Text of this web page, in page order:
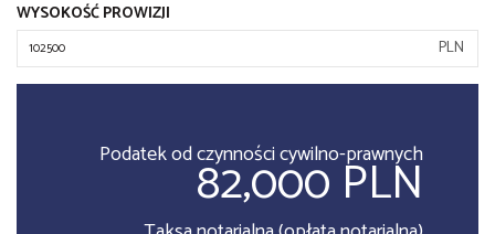
WYSOKOŚĆ PROWIZJI
PLN
Podatek od czynności cywilno-prawnych
82,000 PLN